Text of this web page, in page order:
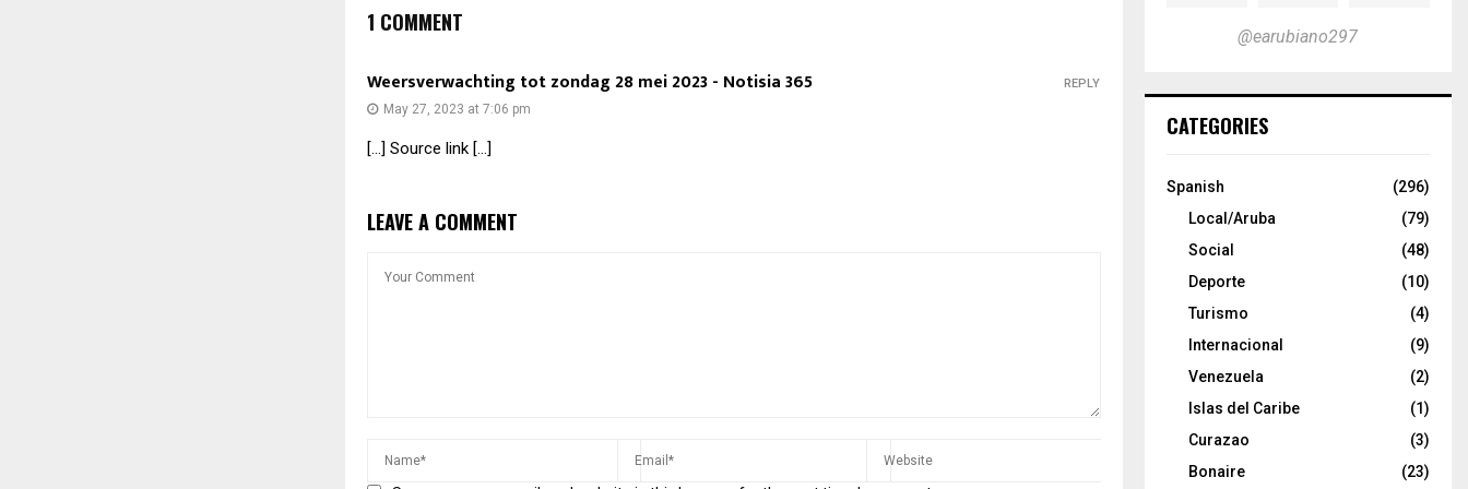
1 COMMENT
Weersverwachting tot zondag 28 mei 2023 - Notisia 365
May 27, 2023 at 7:06 pm
[…] Source link […]
REPLY
LEAVE A COMMENT
@earubiano297
CATEGORIES
Spanish
(296)
Local/Aruba
(79)
Social
(48)
Deporte
(10)
Turismo
(4)
Internacional
(9)
Venezuela
(2)
Islas del Caribe
(1)
Curazao
(3)
Bonaire
(23)